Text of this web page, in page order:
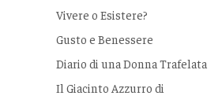
Vivere o Esistere?
Gusto e Benessere
Diario di una Donna Trafelata
Il Giacinto Azzurro di